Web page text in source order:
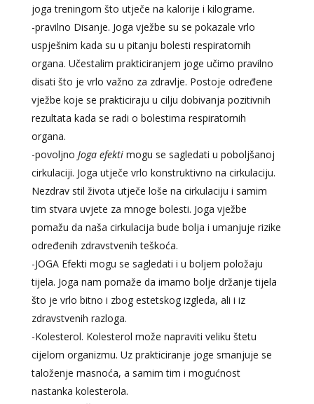
joga treningom što utječe na kalorije i kilograme.
-pravilno Disanje. Joga vježbe su se pokazale vrlo
uspješnim kada su u pitanju bolesti respiratornih
organa. Učestalim prakticiranjem joge učimo pravilno
disati što je vrlo važno za zdravlje. Postoje određene
vježbe koje se prakticiraju u cilju dobivanja pozitivnih
rezultata kada se radi o bolestima respiratornih
organa.
-povoljno Joga efektimogu se sagledati u poboljšanoj
cirkulaciji. Joga utječe vrlo konstruktivno na cirkulaciju.
Nezdrav stil života utječe loše na cirkulaciju i samim
tim stvara uvjete za mnoge bolesti. Joga vježbe
pomažu da naša cirkulacija bude bolja i umanjuje rizike
određenih zdravstvenih teškoća.
-JOGA Efekti mogu se sagledati i u boljem položaju
tijela. Joga nam pomaže da imamo bolje držanje tijela
što je vrlo bitno i zbog estetskog izgleda, ali i iz
zdravstvenih razloga.
-Kolesterol. Kolesterol može napraviti veliku štetu
cijelom organizmu. Uz prakticiranje joge smanjuje se
taloženje masnoća, a samim tim i mogućnost
nastanka kolesterola.